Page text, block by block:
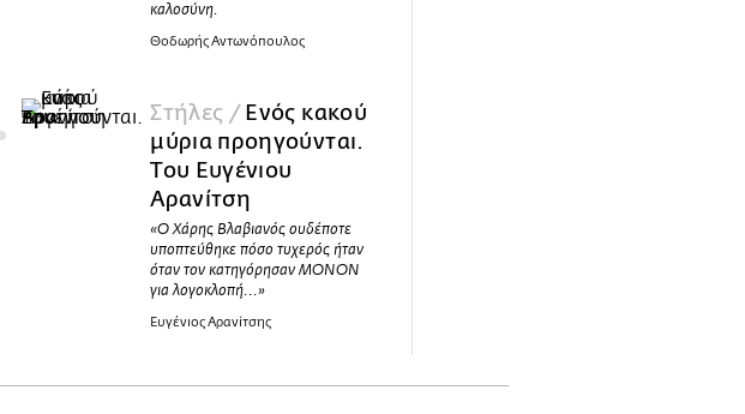
καλοσύνη.
Θοδωρής Αντωνόπουλος
Στήλες / Ενός κακού
μύρια προηγούνται.
Του Ευγένιου
Αρανίτση
«O Χάρης Βλαβιανός ουδέποτε
υποπτεύθηκε πόσο τυχερός ήταν
όταν τον κατηγόρησαν ΜΟΝΟΝ
για λογοκλοπή...»
Ευγένιος Αρανίτσης